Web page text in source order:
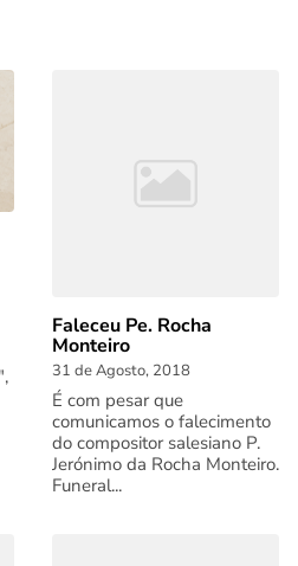
Faleceu Pe. Rocha
Monteiro
31 de Agosto, 2018
É com pesar que
comunicamos o falecimento
do compositor salesiano P.
Jerónimo da Rocha Monteiro.
Funeral...